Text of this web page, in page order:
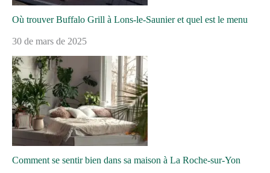
Où trouver Buffalo Grill à Lons-le-Saunier et quel est le menu
30 de mars de 2025
Comment se sentir bien dans sa maison à La Roche-sur-Yon